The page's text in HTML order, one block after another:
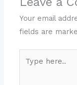
Your email
fields are